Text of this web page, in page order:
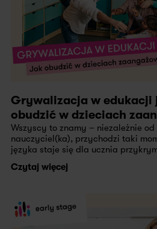
Grywalizacja w edukacji
obudzić w dzieciach
Wszyscy to znamy – niezależnie
nauczyciel(ka), przychodzi taki
języka staje się dla ucznia
Czytaj więcej